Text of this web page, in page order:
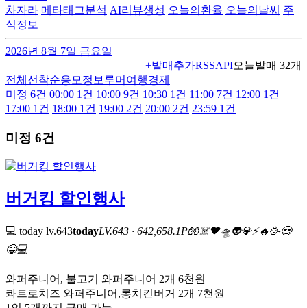
차자라 메타태그분석 AI리뷰생성 오늘의환율 오늘의날씨 주
식정보
2026년 8월 7일 금요일
+발매추가RSSAPI오늘발매 32개
전체 선착순응모 정보 루머 여행경제
미정 6건 00:00 1건 10:00 9건 10:30 1건 11:00 7건 12:00 1건
17:00 1건 18:00 1건 19:00 2건 20:00 2건 23:59 1건
미정 6건
버거킹 할인행사
💻 today lv.643todayLV.643 · 642,658.1P🧤☠️🖤🛸👽💎⚡🔥🥳😎
😀💻
와퍼주니어, 불고기 와퍼주니어 2개 6천원
콰트로치즈 와퍼주니어,롱치킨버거 2개 7천원